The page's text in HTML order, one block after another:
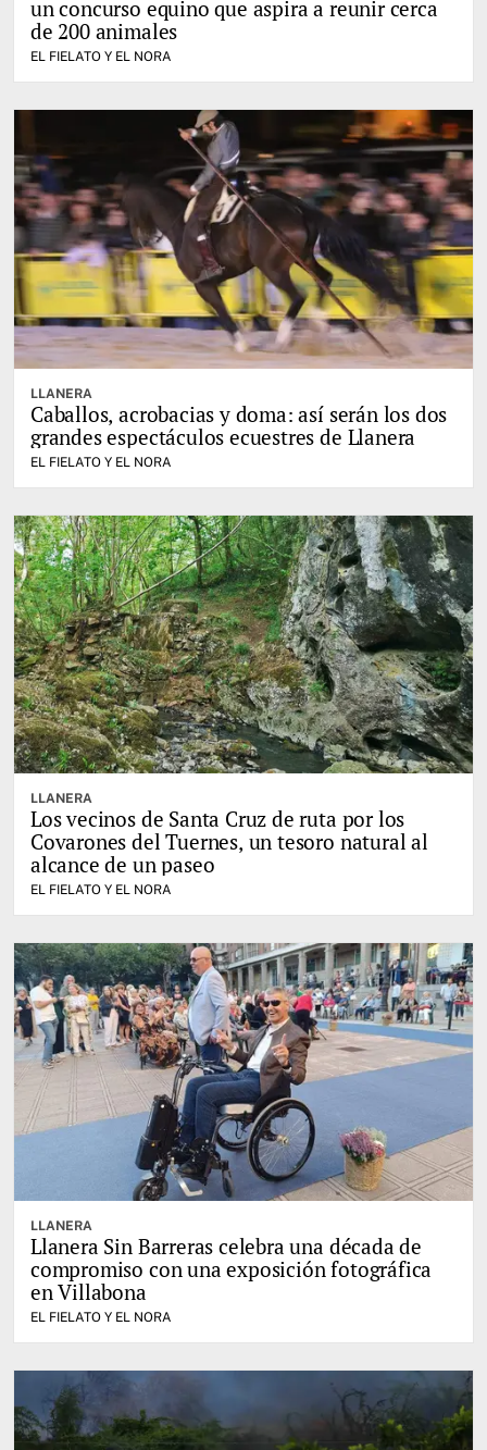
un concurso equino que aspira a reunir cerca
de 200 animales
EL FIELATO Y EL NORA
LLANERA
Caballos, acrobacias y doma: así serán los dos
grandes espectáculos ecuestres de Llanera
EL FIELATO Y EL NORA
LLANERA
Los vecinos de Santa Cruz de ruta por los
Covarones del Tuernes, un tesoro natural al
alcance de un paseo
EL FIELATO Y EL NORA
LLANERA
Llanera Sin Barreras celebra una década de
compromiso con una exposición fotográfica
en Villabona
EL FIELATO Y EL NORA